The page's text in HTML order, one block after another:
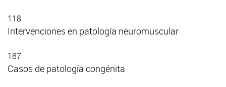
118
Intervenciones en patología neuromuscular
187
Casos de patología congénita